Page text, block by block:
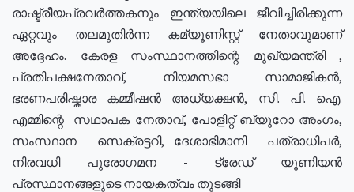
രാഷ്ട്രീയപ്രവർത്തകനും ഇന്ത്യയിലെ ജീവിച്ചിരിക്കുന്ന
ഏറ്റവും തലമുതിർന്ന കമ്യൂണിസ്റ്റ് നേതാവുമാണ്
അദ്ദേഹം. കേരള സംസ്ഥാനത്തിന്റെ മുഖ്യമന്ത്രി ,
പ്രതിപക്ഷനേതാവ്, നിയമസഭാ സാമാജികൻ,
ഭരണപരിഷ്കാര കമ്മീഷൻ അധ്യക്ഷൻ, സി. പി. ഐ.
എമ്മിന്റെ സഥാപക നേതാവ്, പോളിറ്റ് ബ്യുറോ അംഗം,
സംസ്ഥാന സെക്രട്ടറി, ദേശാഭിമാനി പത്രാധിപർ,
നിരവധി പുരോഗമന - ട്രേഡ് യൂണിയൻ
പ്രസ്ഥാനങ്ങളുടെ നായകത്വം തുടങ്ങി